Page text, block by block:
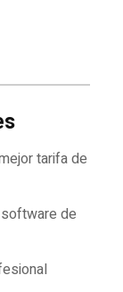
tarifa de
de